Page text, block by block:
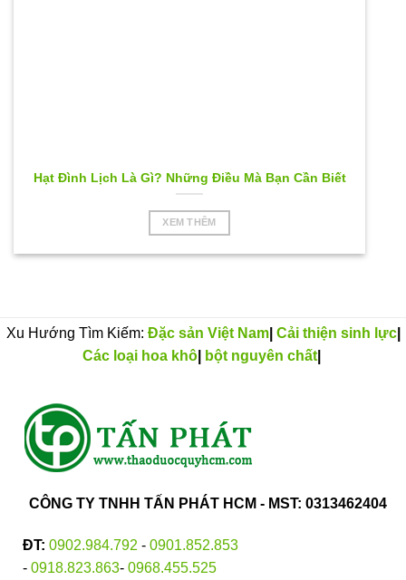
Hạt Đình Lịch Là Gì? Những Điều Mà Bạn Cần Biết
XEM THÊM
Xu Hướng Tìm Kiếm: Đặc sản Việt Nam| Cải thiện sinh lực|
Các loại hoa khô| bột nguyên chất|
CÔNG TY TNHH TẤN PHÁT HCM - MST: 0313462404
ĐT: 0902.984.792 - 0901.852.853
- 0918.823.863- 0968.455.525